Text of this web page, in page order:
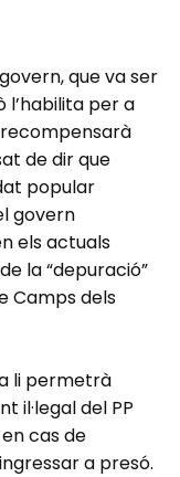
que va ser
l’habilita per a
de dir que
popular
govern
els actuals
la “depuració”
Camps dels
li permetrà
il·legal del PP
cas de
a presó.